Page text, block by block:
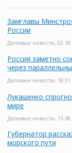
Замглавы
России
Деловые новости, 02:18
Россия заметно
через
Деловые новости, 18:31
Лукашенко
мире
Деловые новости, 15:38
Губернатор
морского пути